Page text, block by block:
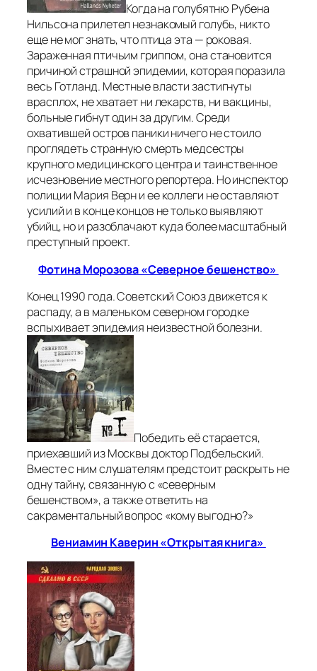
Когда на голубятню Рубена
Нильсона прилетел незнакомый голубь, никто
еще не мог знать, что птица эта — роковая.
Зараженная птичьим гриппом, она становится
причиной страшной эпидемии, которая поразила
весь Готланд. Местные власти застигнуты
врасплох, не хватает ни лекарств, ни вакцины,
больные гибнут один за другим. Среди
охватившей остров паники ничего не стоило
проглядеть странную смерть медсестры
крупного медицинского центра и таинственное
исчезновение местного репортера. Но инспектор
полиции Мария Верн и ее коллеги не оставляют
усилий и в конце концов не только выявляют
убийц, но и разоблачают куда более масштабный
преступный проект.
Фотина Морозова «Северное бешенство»
Конец 1990 года. Советский Союз движется к
распаду, а в маленьком северном городке
вспыхивает эпидемия неизвестной болезни.
Победить её старается,
приехавший из Москвы доктор Подбельский.
Вместе с ним слушателям предстоит раскрыть не
одну тайну, связанную с «северным
бешенством», а также ответить на
сакраментальный вопрос «кому выгодно?»
Вениамин Каверин «Открытая книга»